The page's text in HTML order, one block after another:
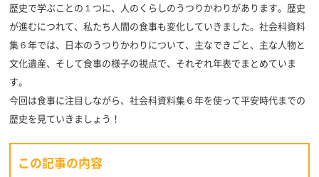
歴史で学ぶことの１つに、人のくらしのうつりかわりがあります。歴史
が進むにつれて、私たち人間の食事も変化していきました。社会科資料
集６年では、日本のうつりかわりについて、主なできごと、主な人物と
文化遺産、そして食事の様子の視点で、それぞれ年表でまとめていま
す。
今回は食事に注目しながら、社会科資料集６年を使って平安時代までの
歴史を見ていきましょう！
この記事の内容